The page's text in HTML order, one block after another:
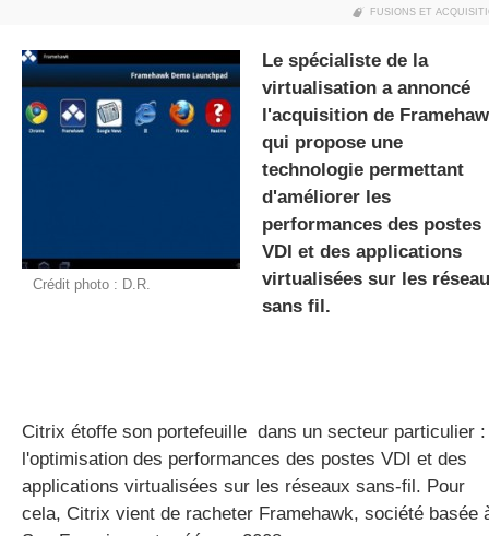
FUSIONS ET
Crédit photo : D.R.
Le spécialiste de la
virtualisation a annoncé
l'acquisition de
qui propose une
technologie permettant
d'améliorer les
performances des postes
VDI et des applications
virtualisées sur les
sans fil.
Citrix étoffe son portefeuille dans un secteur particulier :
l'optimisation des performances des postes VDI et des
applications virtualisées sur les réseaux sans-fil. Pour
cela, Citrix vient de racheter Framehawk, société basée